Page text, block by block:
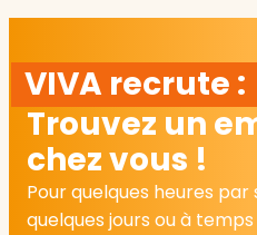
VIVA recrute :
Trouvez un
chez vous !
Pour quelques heures par
quelques jours ou à temps